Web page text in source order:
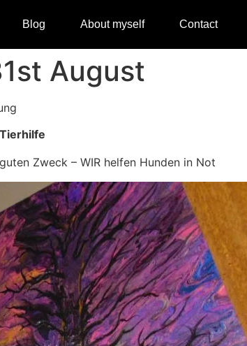
Blog About myself Contact
August
Zweck – WIR helfen Hunden in Not